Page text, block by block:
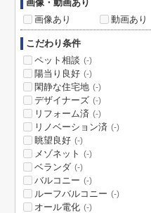
画像・動画あり
画像あり
動画あり
こだわり条件
ペット相談 (-)
陽当り良好 (-)
閑静な住宅地 (-)
デザイナーズ (-)
リフォーム済 (-)
リノベーション済 (-)
眺望良好 (-)
メゾネット (-)
ベランダ (-)
バルコニー (-)
ルーフバルコニー (-)
オール電化 (-)